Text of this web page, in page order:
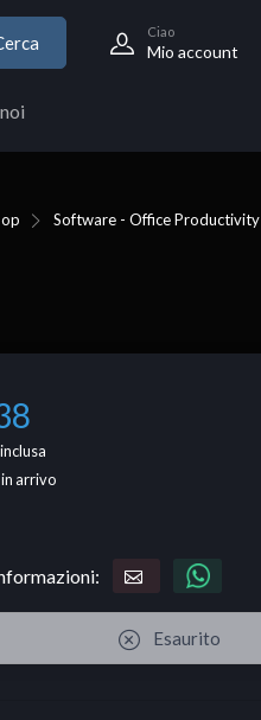
Ciao
Mio account
Software - Office Productivity
arrivo
Esaurito